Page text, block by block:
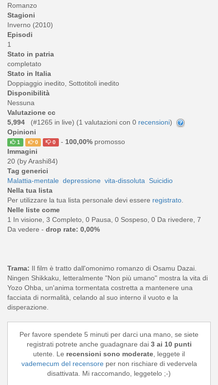
Romanzo
Stagioni
Inverno (2010)
Episodi
1
Stato in patria
completato
Stato in Italia
Doppiaggio inedito, Sottotitoli inedito
Disponibilità
Nessuna
Valutazione cc
5,994
(#1265 in live) (1 valutazioni con 0 recensioni)
Opinioni
1 0 0 - 100,00%promosso
Immagini
20 (by Arashi84)
Tag generici
Malattia-mentale depressione vita-dissoluta Suicidio
Nella tua lista
Per utilizzare la tua lista personale devi essere registrato.
Nelle liste come
1 In visione, 3 Completo, 0 Pausa, 0 Sospeso, 0 Da rivedere, 7
Da vedere - drop rate: 0,00%
Trama: Il film è tratto dall'omonimo romanzo di Osamu Dazai.
Ningen Shikkaku, letteralmente "Non più umano" mostra la vita di
Yozo Ohba, un'anima tormentata costretta a mantenere una
facciata di normalità, celando al suo interno il vuoto e la
disperazione.
Per favore spendete 5 minuti per darci una mano, se siete
registrati potrete anche guadagnare dai 3 ai 10 punti
utente. Le recensioni sono moderate, leggete il
vademecum del recensoreper non rischiare di vedervela
disattivata. Mi raccomando, leggetelo ;-)